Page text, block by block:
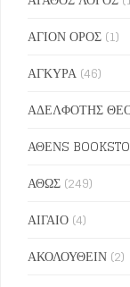
ΑΓΙΟΝ ΟΡΟΣ (1)
ΑΓΚΥΡΑ (46)
ΑΔΕΛΦΟΤΗΣ
ΑΘΕΝS
ΑΘΩΣ (249)
ΑΙΓΑΙΟ (4)
ΑΚΟΛΟΥΘΕΙΝ (2)